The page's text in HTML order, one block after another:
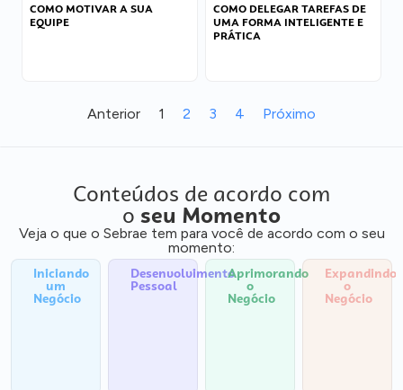
COMO MOTIVAR A SUA
EQUIPE
COMO DELEGAR TAREFAS DE
UMA FORMA INTELIGENTE E
PRÁTICA
Anterior 1 2 3 4 Próximo
Conteúdos de acordo com
o seu Momento
Veja o que o Sebrae tem para você de acordo com o seu
momento:
Iniciando
um
Negócio
Desenvolvimento
Pessoal
Aprimorando
o
Negócio
Expandindo
o
Negócio